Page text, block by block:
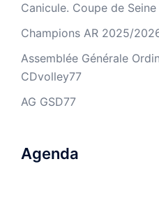
Canicule. Coupe de
Champions AR 2025/
Assemblée Générale
CDvolley77
AG GSD77
Agenda